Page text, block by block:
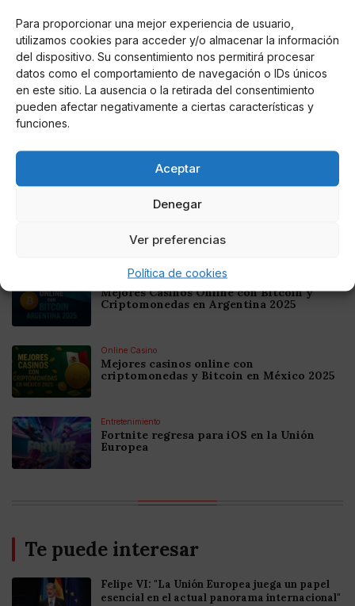
Para proporcionar una mejor experiencia de usuario,
utilizamos cookies para acceder y/o almacenar la información
del dispositivo. Su consentimiento nos permitirá procesar
datos como el comportamiento de navegación o IDs únicos
en este sitio. La ausencia o la retirada del consentimiento
pueden afectar negativamente a ciertas características y
funciones.
Aceptar
Denegar
Ver preferencias
Política de cookies
AUTOR
Alvaro-escobar
Noticias relacionadas
Online Casino
Colombia 2025: Bitcoin Casinos
Online Casino
Mejores Casinos Online con Bitcoin y
Criptomonedas en Argentina 2025
Online Casino
Mejores casinos online con
criptomonedas y Bitcoin en México 2025
Entretenimiento
Fortnite regresa para iOS en la Unión
Europea
Te puede interesar
Felipe VI: "La Unión Europea juega un papel
esencial en el actual panorama internacional"